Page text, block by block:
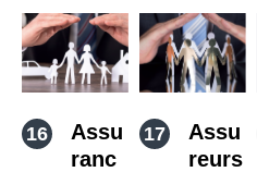
Assu
ranc
Assu
reurs